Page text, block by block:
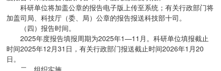
科研单位将加盖公章的报告电子版上传至系统；有关行政部门将
加盖司局、科技厅（委、局）公章的报告报送科技部十司。
（四）报告时间。
2025年度报告填报周期为2025年1—11月。科研单位填报截止
时间2025年12月31日，有关行政部门报送截止时间2026年1月20
日。
二、组织实施